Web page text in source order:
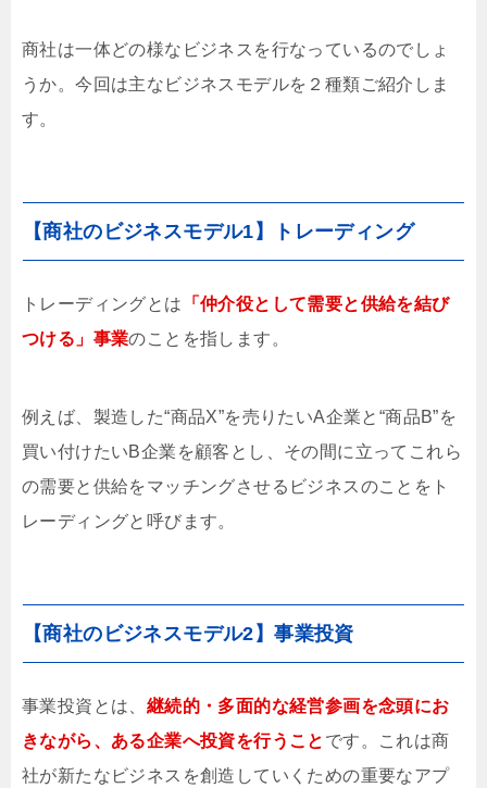
商社は一体どの様なビジネスを行なっているのでしょ
うか。今回は主なビジネスモデルを２種類ご紹介しま
す。
【商社のビジネスモデル1】トレーディング
トレーディングとは 「仲介役として需要と供給を結び
つける」事業のことを指します。
例えば、製造した“商品X”を売りたいA企業と“商品B”を
買い付けたいB企業を顧客とし、その間に立ってこれら
の需要と供給をマッチングさせるビジネスのことをト
レーディングと呼びます。
【商社のビジネスモデル2】事業投資
事業投資とは、 継続的・多面的な経営参画を念頭にお
きながら、ある企業へ投資を行うこと です。これは商
社が新たなビジネスを創造していくための重要なアプ